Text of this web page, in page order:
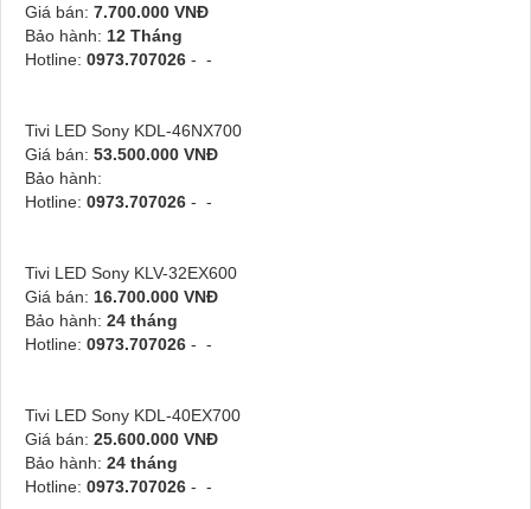
Giá bán: 7.700.000 VNĐ
Bảo hành: 12 Tháng
Hotline: 0973.707026 - -
Tivi LED Sony KDL-46NX700
Giá bán: 53.500.000 VNĐ
Bảo hành:
Hotline: 0973.707026 - -
Tivi LED Sony KLV-32EX600
Giá bán: 16.700.000 VNĐ
Bảo hành: 24 tháng
Hotline: 0973.707026 - -
Tivi LED Sony KDL-40EX700
Giá bán: 25.600.000 VNĐ
Bảo hành: 24 tháng
Hotline: 0973.707026 - -